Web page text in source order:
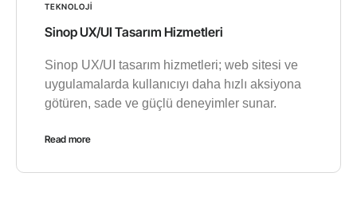
TEKNOLOJI
Sinop UX/UI Tasarım Hizmetleri
Sinop UX/UI tasarım hizmetleri; web sitesi ve
uygulamalarda kullanıcıyı daha hızlı aksiyona
götüren, sade ve güçlü deneyimler sunar.
Read more